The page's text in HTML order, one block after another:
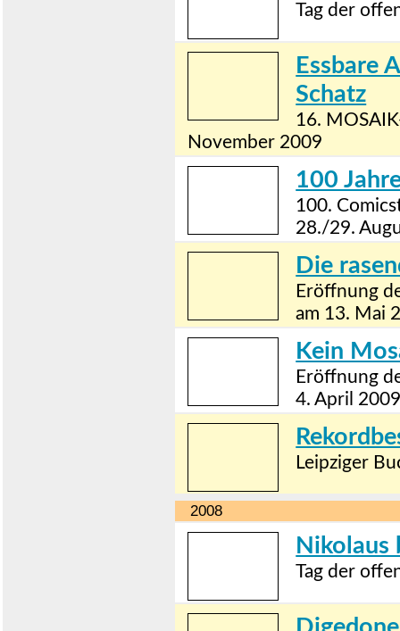
Tag der
Essbare
Schatz
16.
November 2009
100
100.
28./29.
Die
Eröffnung
am 13. Mai
Kein
Eröffnung
4. April
Leipziger
2008
Nikolaus
Tag der